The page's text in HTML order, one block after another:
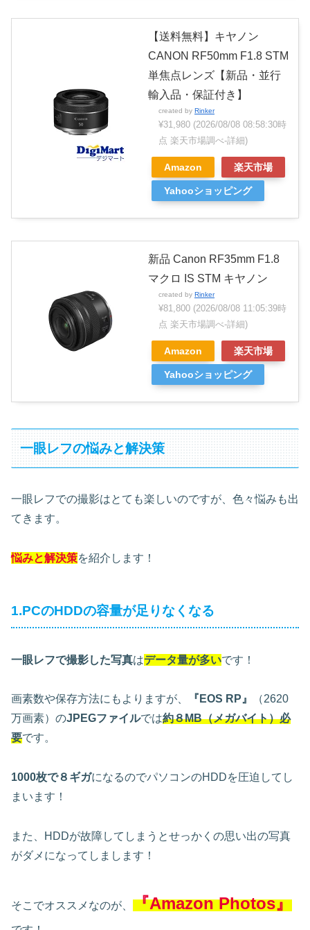
【送料無料】キヤノン
CANON RF50mm F1.8 STM
単焦点レンズ【新品・並行
輸入品・保証付き】
created by Rinker
¥31,980 (2026/08/08 08:58:30時
点 楽天市場調べ-詳細)
Amazon 楽天市場
Yahooショッピング
新品 Canon RF35mm F1.8
マクロ IS STM キヤノン
created by Rinker
¥81,800 (2026/08/08 11:05:39時
点 楽天市場調べ-詳細)
Amazon 楽天市場
Yahooショッピング
一眼レフの悩みと解決策
一眼レフでの撮影はとても楽しいのですが、色々悩みも出
てきます。
悩みと解決策を紹介します！
1.PCのHDDの容量が足りなくなる
一眼レフで撮影した写真はデータ量が多いです！
画素数や保存方法にもよりますが、 『EOS RP』
（2620
万画素）のJPEGファイルでは約８MB（メガバイト）必
要です。
1000枚で８ギガになるのでパソコンのHDDを圧迫してし
まいます！
また、HDDが故障してしまうとせっかくの思い出の写真
がダメになってしまします！
そこでオススメなのが、 『Amazon Photos』